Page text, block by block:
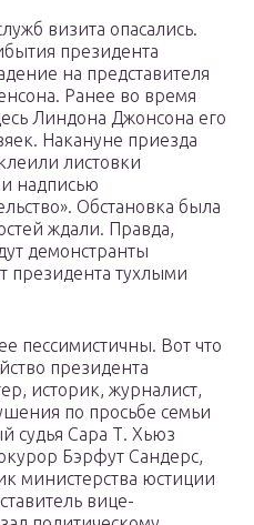
визита опасались.
президента
на представителя
Ранее во время
Линдона Джонсона его
Накануне приезда
листовки
надписью
Обстановка была
ждали. Правда,
демонстранты
президента тухлыми
пессимистичны. Вот что
президента
историк, журналист,
по просьбе семьи
судья Сара Т. Хьюз
Бэрфут Сандерс,
министерства юстиции
вице-